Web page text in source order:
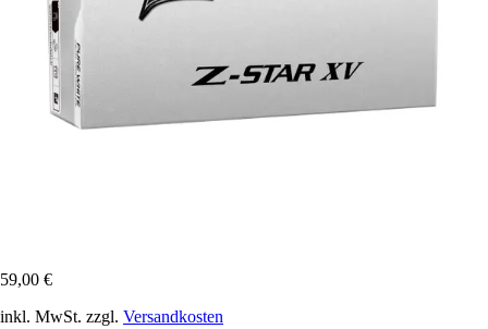
59,00 €
inkl. MwSt. zzgl. Versandkosten